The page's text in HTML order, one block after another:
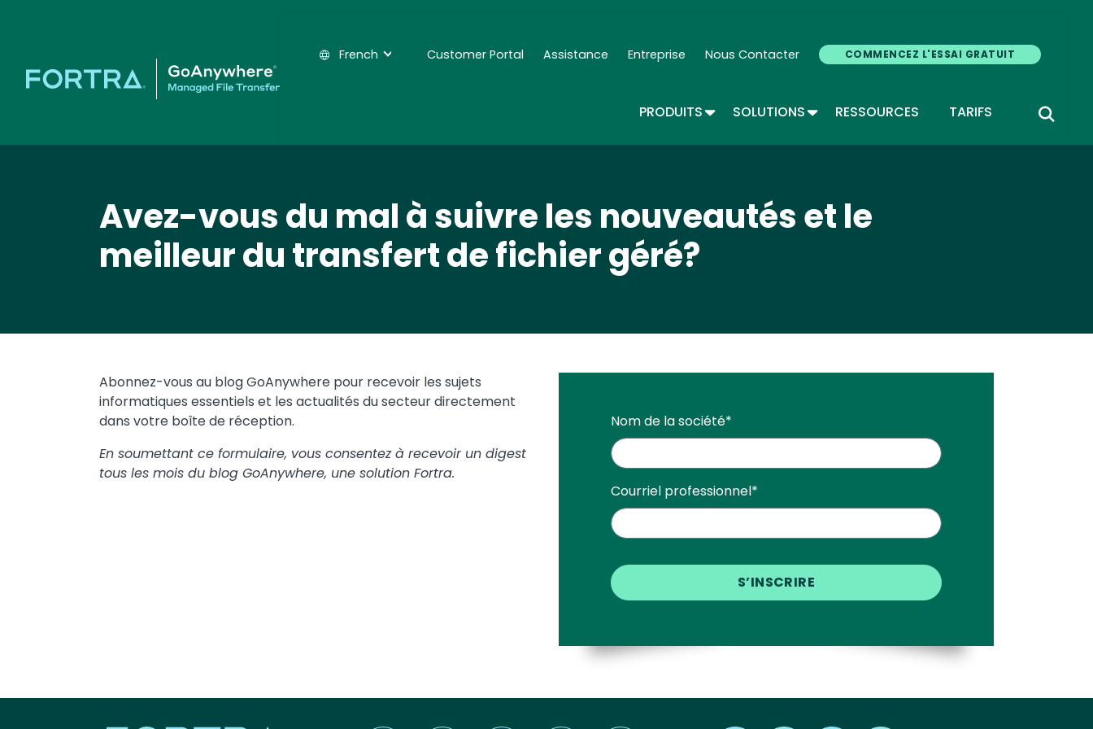
main
French Secondary Navigation - Francais
Customer Portal Assistance Entreprise Nous Contacter COMMENCEZ L'ESSAI GRATUIT
PRODUITSTOGGLE DROPDOWN
SOLUTIONSTOGGLE DROPDOWN
RESSOURCES TARIFS
Avez-vous du mal à suivre les nouveautés et le
meilleur du transfert de fichier géré?
Nom de la société*
Courriel professionnel*
Abonnez-vous au blog GoAnywhere pour recevoir les sujets
informatiques essentiels et les actualités du secteur directement
dans votre boîte de réception.
En soumettant ce formulaire, vous consentez à recevoir un digest
tous les mois du blog GoAnywhere, une solution Fortra.